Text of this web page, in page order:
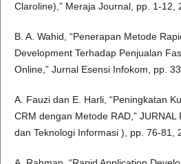
Claroline),” Meraja Journal, pp. 1-12,
B. A. Wahid, “Penerapan Metode
Development Terhadap Penjualan
Online,” Jurnal Esensi Infokom, pp.
A. Fauzi dan E. Harli, “Peningkatan
CRM dengan Metode RAD,”
dan Teknologi Informasi ), pp. 76-81,